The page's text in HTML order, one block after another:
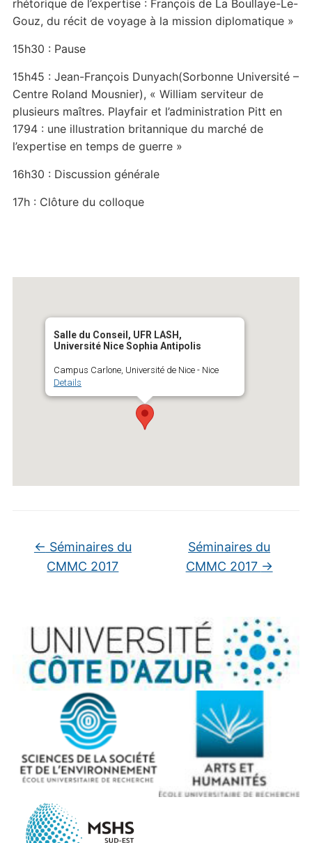
rhétorique de l’expertise : François de La Boullaye-Le-
Gouz, du récit de voyage à la mission diplomatique »
15h30 : Pause
15h45 : Jean-François Dunyach(Sorbonne Université –
Centre Roland Mousnier), « William serviteur de
plusieurs maîtres. Playfair et l’administration Pitt en
1794 : une illustration britannique du marché de
l’expertise en temps de guerre »
16h30 : Discussion générale
17h : Clôture du colloque
Salle du Conseil, UFR LASH,
Université Nice Sophia Antipolis
Campus Carlone, Université de Nice - Nice
Details
← Séminaires du
CMMC 2017
Séminaires du
CMMC 2017 →